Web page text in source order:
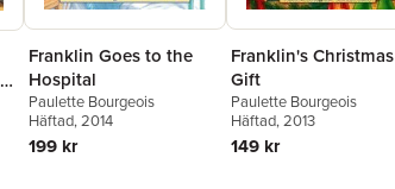
Franklin Goes to the
Hospital
Paulette Bourgeois
Häftad, 2014
199 kr
Franklin's Christmas
Gift
Paulette Bourgeois
Häftad, 2013
149 kr